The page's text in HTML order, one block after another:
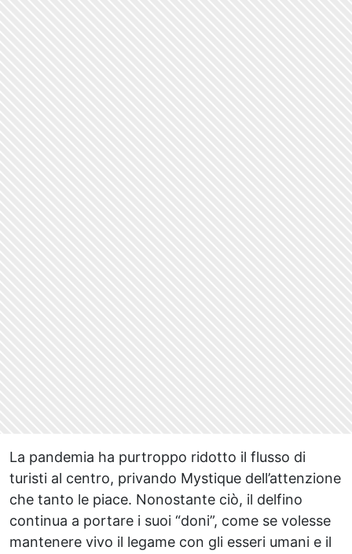
La pandemia ha purtroppo ridotto il flusso di
turisti al centro, privando Mystique dell’attenzione
che tanto le piace. Nonostante ciò, il delfino
continua a portare i suoi “doni”, come se volesse
mantenere vivo il legame con gli esseri umani e il